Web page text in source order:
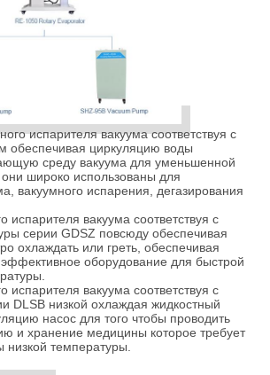
испарителя вакуума соответствуя с
обеспечивая циркуляцию воды
среду вакуума для уменьшенной
широко использованы для
вакуумного испарения, дегазирования
испарителя вакуума соответствуя с
серии GDSZ повсюду обеспечивая
охлаждать или греть, обеспечивая
оборудование для быстрой
испарителя вакуума соответствуя с
DLSB низкой охлаждая жидкостный
насос для того чтобы проводить
и хранение медицины которое требует
температуры.